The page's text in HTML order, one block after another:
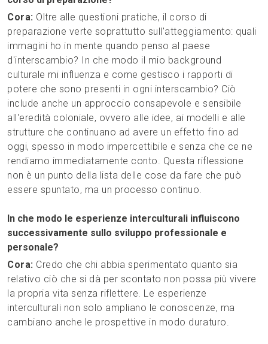
Cora: Oltre alle questioni pratiche, il corso di
preparazione verte soprattutto sull'atteggiamento: quali
immagini ho in mente quando penso al paese
d'interscambio? In che modo il mio background
culturale mi influenza e come gestisco i rapporti di
potere che sono presenti in ogni interscambio? Ciò
include anche un approccio consapevole e sensibile
all'eredità coloniale, ovvero alle idee, ai modelli e alle
strutture che continuano ad avere un effetto fino ad
oggi, spesso in modo impercettibile e senza che ce ne
rendiamo immediatamente conto. Questa riflessione
non è un punto della lista delle cose da fare che può
essere spuntato, ma un processo continuo.
In che modo le esperienze interculturali influiscono
successivamente sullo sviluppo professionale e
personale?
Cora: Credo che chi abbia sperimentato quanto sia
relativo ciò che si dà per scontato non possa più vivere
la propria vita senza riflettere. Le esperienze
interculturali non solo ampliano le conoscenze, ma
cambiano anche le prospettive in modo duraturo.